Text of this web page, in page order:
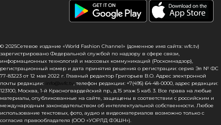
пользователям, предоставляя персонализированную
информацию, запоминая предпочтения в области
сайта, вы подтверждаете свое согласие на использование
файлов cookie в соответствии с настоящим уведомлением
в отношении данного типа файлов. Если вы не согласны
с тем, чтобы мы использовали данный тип файлов,
то вы должны соответствующим образом установить
настройки вашего браузера или не использовать сайт wfc.tv
© 2025Сетевое издание «World Fashion Channel» (доменное имя сайта: wfc.tv)
зарегистрировано Федеральной службой по надзору в сфере связи,
информационных технологий и массовых коммуникаций (Роскомнадзор),
регистрационный номер и дата принятия решения о регистрации: серия Эл № ФС
77-83223 от 12 мая 2022 г. Главный редактор Григорьев В.О. Адрес электронной
почты редакции: info@wfc.tv, телефон редакции: +7(495) 64-48-0000, адрес редакции:
123100, Москва, 1-й Красногвардейский пр., д.15 этаж 5 каб. 3. Все права на любые
материалы, опубликованные на сайте, защищены в соответствии с российским и
международным законодательством об интеллектуальной собственности. Любое
использование текстовых, фото, аудио и видеоматериалов возможно только с
согласия правообладателя (ООО «УОРЛД ФЭШН»).